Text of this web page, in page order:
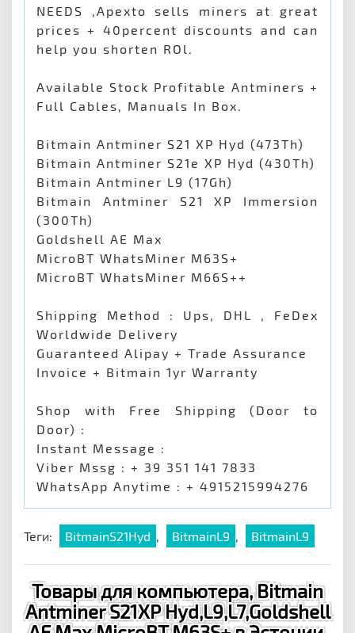
NEEDS ,Apexto sells miners at great
prices + 40percent discounts and can
help you shorten ROl.
Available Stock Profitable Antminers +
Full Cables, Manuals In Box.
Bitmain Antminer S21 XP Hyd (473Th)
Bitmain Antminer S21e XP Hyd (430Th)
Bitmain Antminer L9 (17Gh)
Bitmain Antminer S21 XP Immersion
(300Th)
Goldshell AE Max
MicroBT WhatsMiner M63S+
MicroBT WhatsMiner M66S++
Shipping Method : Ups, DHL , FeDex
Worldwide Delivery
Guaranteed Alipay + Trade Assurance
Invoice + Bitmain 1yr Warranty
Shop with Free Shipping (Door to
Door) :
Instant Message :
Viber Mssg : + 39 351 141 7833
WhatsApp Anytime : + 4915215994276
Теги: BitmainS21Hyd , BitmainL9 , BitmainL9
Товары для компьютера, Bitmain
Antminer S21XP Hyd,L9,L7,Goldshell